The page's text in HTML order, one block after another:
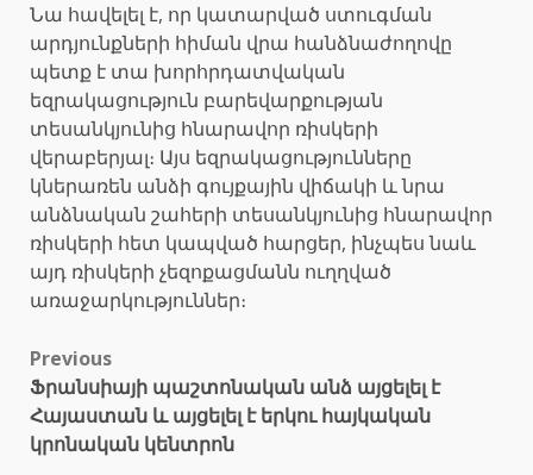
Նա հավելել է, որ կատարված ստուգման
արդյունքների հիման վրա հանձնաժողովը
պետք է տա խորհրդատվական
եզրակացություն բարեվարքության
տեսանկյունից հնարավոր ռիսկերի
վերաբերյալ։ Այս եզրակացությունները
կներառեն անձի գույքային վիճակի և նրա
անձնական շահերի տեսանկյունից հնարավոր
ռիսկերի հետ կապված հարցեր, ինչպես նաև
այդ ռիսկերի չեզոքացմանն ուղղված
առաջարկություններ։
Post
navigation
Previous
Ֆրանսիայի պաշտոնական անձ այցելել է
Հայաստան և այցելել է երկու հայկական
կրոնական կենտրոն